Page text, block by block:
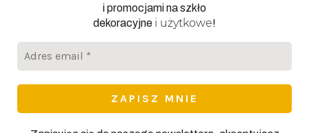
i promocjami na szkło
dekoracyjne i użytkowe!